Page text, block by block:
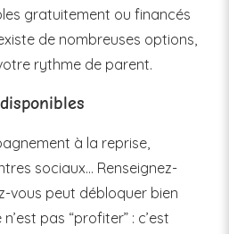
gratuitement ou financés
de nombreuses options,
rythme de parent.
à la reprise,
sociaux… Renseignez-
vous peut débloquer bien
pas “profiter” : c’est